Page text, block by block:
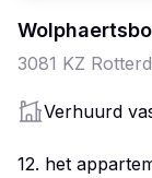
3081 KZ
Verhuurd
12. het